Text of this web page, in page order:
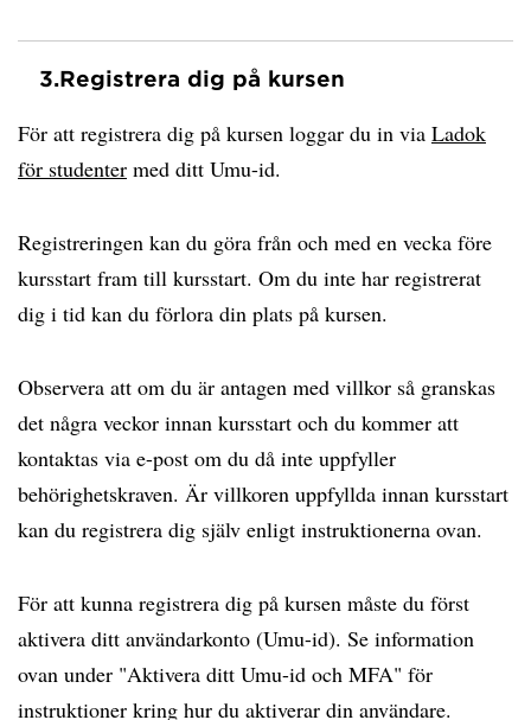
3.Registrera dig på kursen
För att registrera dig på kursen loggar du in via Ladok
för studenter med ditt Umu-id.
Registreringen kan du göra från och med en vecka före
kursstart fram till kursstart. Om du inte har registrerat
dig i tid kan du förlora din plats på kursen.
Observera att om du är antagen med villkor så granskas
det några veckor innan kursstart och du kommer att
kontaktas via e-post om du då inte uppfyller
behörighetskraven. Är villkoren uppfyllda innan kursstart
kan du registrera dig själv enligt instruktionerna ovan.
För att kunna registrera dig på kursen måste du först
aktivera ditt användarkonto (Umu-id). Se information
ovan under "Aktivera ditt Umu-id och MFA" för
instruktioner kring hur du aktiverar din användare.